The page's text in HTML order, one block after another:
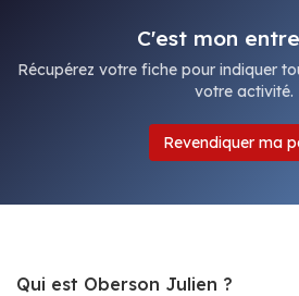
C'est mon
Récupérez votre fiche pour indiquer
votre activité.
Revendiquer ma
Qui est Oberson Julien ?